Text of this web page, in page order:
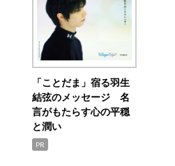
「ことだま」宿る羽生
結弦のメッセージ 名
言がもたらす心の平穏
と潤い
PR